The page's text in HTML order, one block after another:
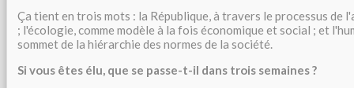
Ça tient en trois mots : la République, à travers le processus de
; l'écologie, comme modèle à la fois économique et social ; et
sommet de la hiérarchie des normes de la société.
Si vous êtes élu, que se passe-t-il dans trois semaines ?